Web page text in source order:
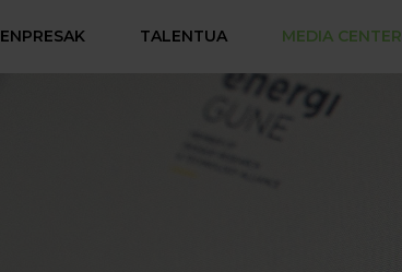
ENPRESAK TALENTUA MEDIA CENTER